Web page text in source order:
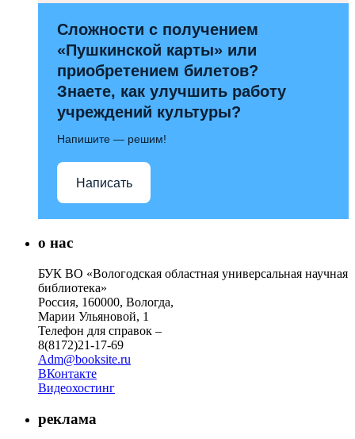
Сложности с получением
«Пушкинской карты» или
приобретением билетов?
Знаете, как улучшить работу
учреждений культуры?
Напишите — решим!
Написать
о нас
БУК ВО «Вологодская областная универсальная научная
библиотека»
Россия, 160000, Вологда,
Марии Ульяновой, 1
Телефон для справок –
8(8172)21-17-69
Adm@booksite.ru
ВКонтакте
Видеохостинг
реклама